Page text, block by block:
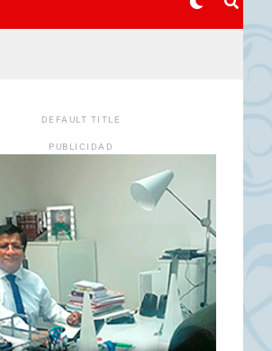
DEFAULT TITLE
PUBLICIDAD